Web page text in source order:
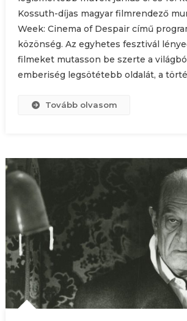
Kossuth-díjas magyar filmrendező
Week: Cinema of Despair című
közönség. Az egyhetes fesztivál
filmeket mutasson be szerte a
emberiség legsötétebb oldalát, a
Tovább olvasom